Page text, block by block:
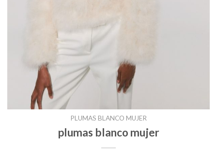
PLUMAS BLANCO MUJER
plumas blanco mujer